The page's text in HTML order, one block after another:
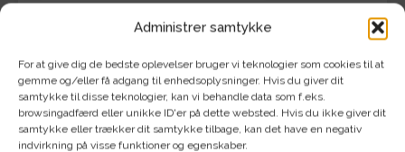
Administrer samtykke
For at give dig de bedste oplevelser bruger vi teknologier som cookies til at
gemme og/eller få adgang til enhedsoplysninger. Hvis du giver dit
samtykke til disse teknologier, kan vi behandle data som f.eks.
browsingadfærd eller unikke ID'er på dette websted. Hvis du ikke giver dit
samtykke eller trækker dit samtykke tilbage, kan det have en negativ
indvirkning på visse funktioner og egenskaber.
Velkommen til de nybyggede rækkehuse på Anna
Anchers Vej i Hasseris Enge!